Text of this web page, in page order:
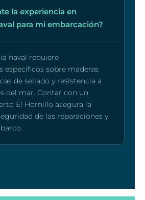
la experiencia en
para mi embarcación?
naval requiere
específicos sobre maderas
de sellado y resistencia a
del mar. Contar con un
El Hornillo asegura la
de las reparaciones y